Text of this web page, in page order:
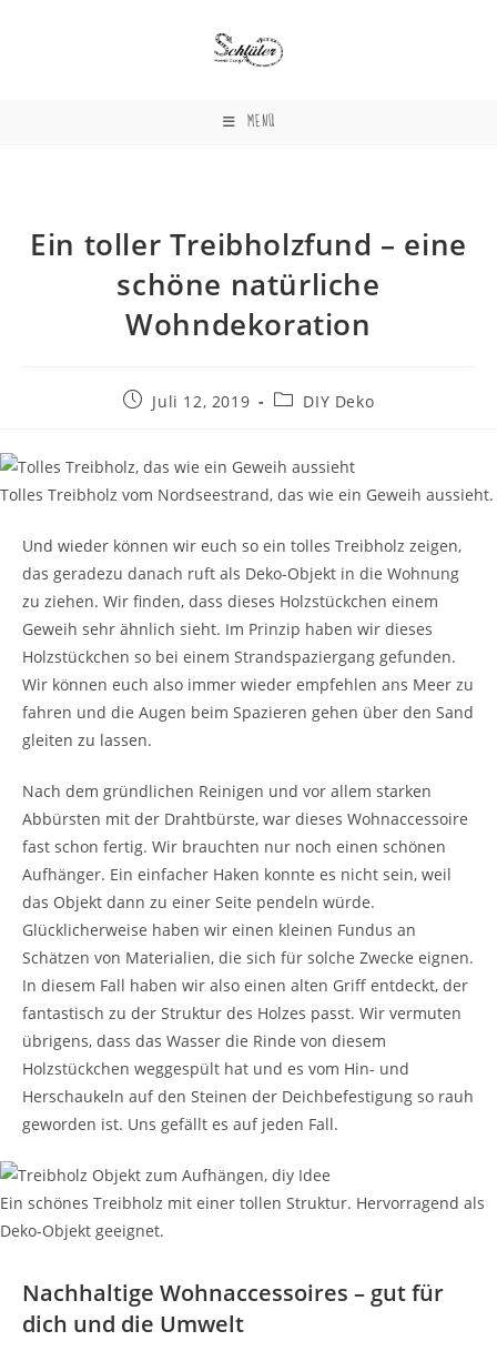
MENÜ
Ein toller Treibholzfund – eine
schöne natürliche
Wohndekoration
BeitragJuli 12, 2019
Beitrags-
DIY Deko
Tolles Treibholz vom Nordseestrand, das wie ein Geweih aussieht.
Und wieder können wir euch so ein tolles Treibholz zeigen,
das geradezu danach ruft als Deko-Objekt in die Wohnung
zu ziehen. Wir finden, dass dieses Holzstückchen einem
Geweih sehr ähnlich sieht. Im Prinzip haben wir dieses
Holzstückchen so bei einem Strandspaziergang gefunden.
Wir können euch also immer wieder empfehlen ans Meer zu
fahren und die Augen beim Spazieren gehen über den Sand
gleiten zu lassen.
Nach dem gründlichen Reinigen und vor allem starken
Abbürsten mit der Drahtbürste, war dieses Wohnaccessoire
fast schon fertig. Wir brauchten nur noch einen schönen
Aufhänger. Ein einfacher Haken konnte es nicht sein, weil
das Objekt dann zu einer Seite pendeln würde.
Glücklicherweise haben wir einen kleinen Fundus an
Schätzen von Materialien, die sich für solche Zwecke eignen.
In diesem Fall haben wir also einen alten Griff entdeckt, der
fantastisch zu der Struktur des Holzes passt. Wir vermuten
übrigens, dass das Wasser die Rinde von diesem
Holzstückchen weggespült hat und es vom Hin- und
Herschaukeln auf den Steinen der Deichbefestigung so rauh
geworden ist. Uns gefällt es auf jeden Fall.
Ein schönes Treibholz mit einer tollen Struktur. Hervorragend als
Deko-Objekt geeignet.
Nachhaltige Wohnaccessoires – gut für
dich und die Umwelt